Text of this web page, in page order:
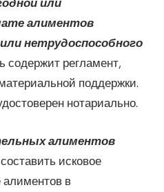
алиментов
нетрудоспособного
содержит регламент,
поддержки.
нотариально.
алиментов
исковое
алиментов в